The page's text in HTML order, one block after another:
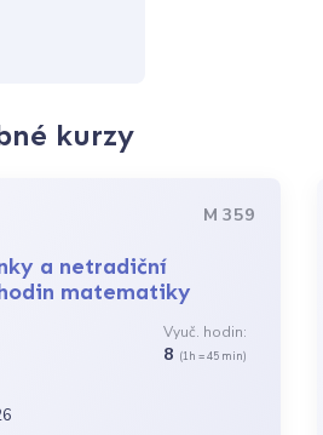
kurzy
M 359
a netradiční
matematiky
Vyuč. hodin:
8 (1h = 45 min)